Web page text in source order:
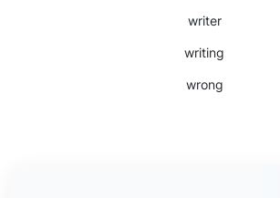
writer
writing
wrong